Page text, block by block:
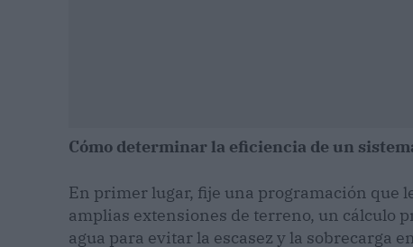
Cómo determinar la eficiencia de un
En primer lugar, fije una programación que
amplias extensiones de terreno, un cálculo
agua para evitar la escasez y la sobrecarga